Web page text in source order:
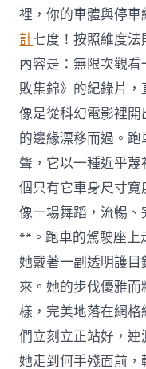
裡，你的車體與停
計七度！按照維度
內容是：無限次觀
敗集錦》的紀錄片
像是從科幻電影裡
的邊緣漂移而過。
聲，它以一種近乎
個只有它車身尺寸
像一場舞蹈，流暢
**。跑車的駕駛座上
她戴著一副透明護
來。她的步伐優雅
樣，完美地落在網
們立刻立正站好，連
她走到何手殘面前